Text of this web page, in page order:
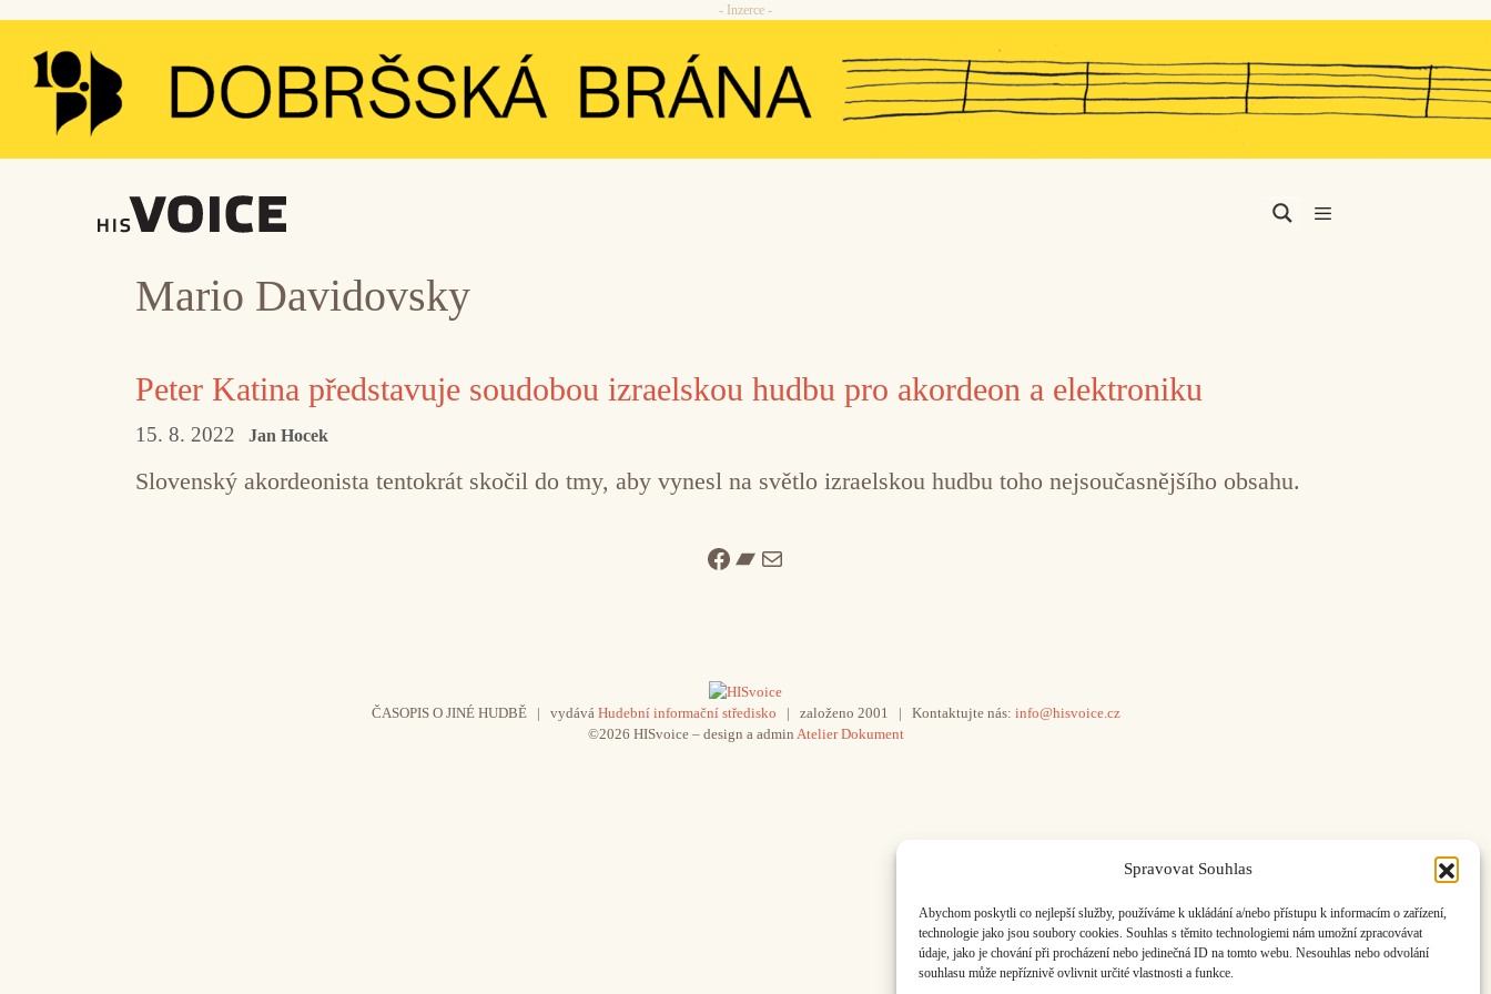
Spravovat Souhlas
Abychom poskytli co nejlepší služby, používáme k ukládání a/nebo přístupu k informacím o zařízení,
technologie jako jsou soubory cookies. Souhlas s těmito technologiemi nám umožní zpracovávat
údaje, jako je chování při procházení nebo jedinečná ID na tomto webu. Nesouhlas nebo odvolání
souhlasu může nepříznivě ovlivnit určité vlastnosti a funkce.
Přeskočit
obsah
- Inzerce -
Mario Davidovsky
Peter Katina představuje soudobou izraelskou hudbu pro akordeon a elektroniku
15. 8. 2022 Jan Hocek
Slovenský akordeonista tentokrát skočil do tmy, aby vynesl na světlo izraelskou hudbu toho nejsoučasnějšího obsahu.
Facebook
Bandcamp
Mail
ČASOPIS O JINÉ HUDBĚ | vydává Hudební informační středisko | založeno 2001 | Kontaktujte nás: info@hisvoice.cz
©2026 HISvoice – design a admin Atelier Dokument